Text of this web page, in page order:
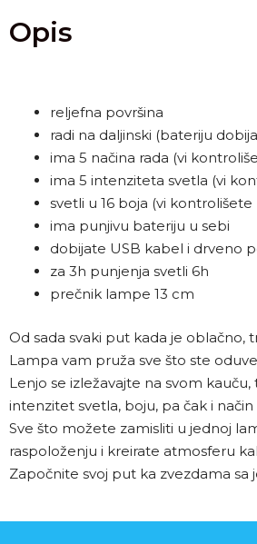
Opis
reljefna površina
radi na daljinski (bateriju
ima 5 načina rada (vi
ima 5 intenziteta svetla (vi
svetli u 16 boja (vi kontrolišete
ima punjivu bateriju u sebi
dobijate USB kabel i drveno
za 3h punjenja svetli 6h
prečnik lampe 13 cm
Od sada svaki put kada je oblačno,
Lampa vam pruža sve što ste
Lenjo se izležavajte na svom
intenzitet svetla, boju, pa čak i
Sve što možete zamisliti u jednoj
raspoloženju i kreirate atmosferu
Započnite svoj put ka zvezdama